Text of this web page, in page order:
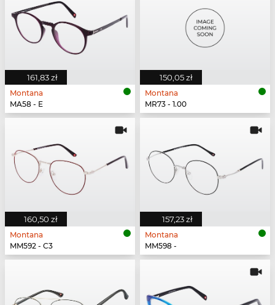
161,83 zł
Montana
MA58 - E
150,05 zł
Montana
MR73 - 1.00
160,50 zł
Montana
MM592 - C3
157,23 zł
Montana
MM598 -